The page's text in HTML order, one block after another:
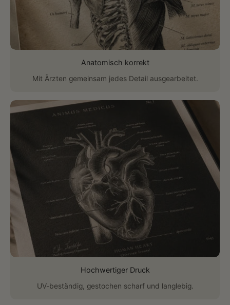
Anatomisch korrekt
Mit Ärzten gemeinsam jedes Detail ausgearbeitet.
Hochwertiger Druck
UV-beständig, gestochen scharf und langlebig.